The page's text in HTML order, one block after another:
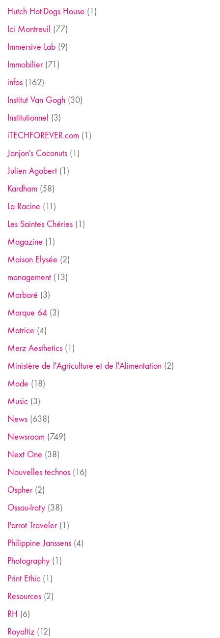
Hutch Hot-Dogs House (1)
Ici Montreuil (77)
Immersive Lab (9)
Immobilier(71)
infos (162)
Institut Van Gogh (30)
Institutionnel (3)
iTECHFOREVER.com (1)
Jonjon's Coconuts (1)
Julien Agobert (1)
Kardham (58)
La Racine (11)
Les Saintes Chéries (1)
Magazine (1)
Maison Elysée (2)
management (13)
Marboré (3)
Marque 64 (3)
Matrice (4)
Merz Aesthetics (1)
Ministère de l'Agriculture et de l'Alimentation (2)
Mode (18)
Music (3)
News (638)
Newsroom (749)
Next One (38)
Nouvelles technos (16)
Ospher(2)
Ossau-Iraty (38)
Parrot Traveler(1)
Philippine Janssens (4)
Photography (1)
Print Ethic (1)
Resources (2)
RH (6)
Royaltiz (12)